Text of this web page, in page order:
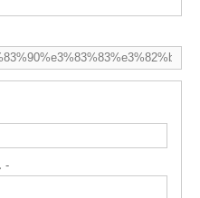
-